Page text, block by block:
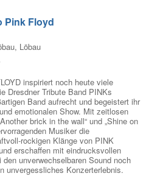
Pink Floyd
Löbau
inspiriert noch heute viele
Dresdner Tribute Band PINKs
Band aufrecht und begeistert ihr
emotionalen Show. Mit zeitlosen
brick in the wall“ und „Shine on
Musiker die
rockigen Klänge von PINK
erschaffen mit eindrucksvollen
unverwechselbaren Sound noch
unvergessliches Konzerterlebnis.